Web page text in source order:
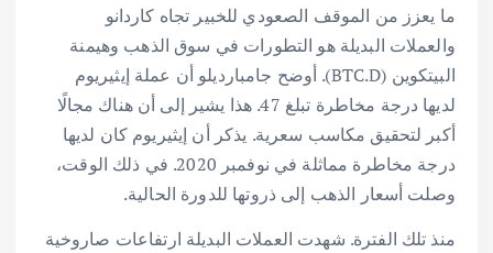
ما يعزز من الموقف الصعودي للخبير تجاه كاردانو
والعملات البديلة هو التطورات في سوق الذهب وهيمنة
البيتكوين (BTC.D). أوضح جامبارديلو أن عملة إيثيريوم
لديها درجة مخاطرة تبلغ 47. هذا يشير إلى أن هناك مجالًا
أكبر لتحقيق مكاسب سعرية. يذكر أن إيثيريوم كان لديها
درجة مخاطرة مماثلة في نوفمبر 2020. في ذلك الوقت،
وصلت أسعار الذهب إلى ذروتها للدورة الحالية.
منذ تلك الفترة. شهدت العملات البديلة ارتفاعات صاروخية